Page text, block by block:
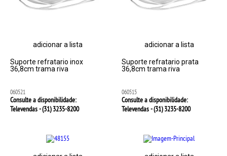
adicionar a lista
Suporte refratario inox
36,8cm trama riva
060521
Consulte a disponibilidade:
Televendas - (31)3235-8200
adicionar a lista
Suporte refratario prata
36,8cm trama riva
060515
Consulte a disponibilidade:
Televendas - (31)3235-8200